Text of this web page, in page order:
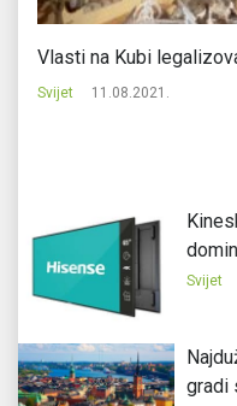
Vlasti na Kubi
Svijet 11.08.2021.
Svijet
gradi